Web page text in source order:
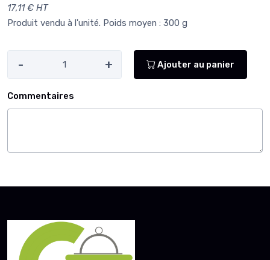
17,11 € HT
Produit vendu à l'unité. Poids moyen : 300 g
- + Ajouter au panier
Commentaires